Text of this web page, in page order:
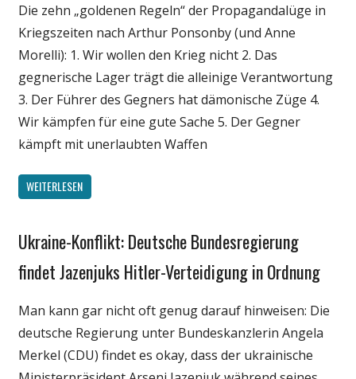
Medien
Politik
Wissenschaft
Die zehn „goldenen Regeln“ der Propagandalüge in
Kriegszeiten nach Arthur Ponsonby (und Anne
Morelli): 1. Wir wollen den Krieg nicht 2. Das
gegnerische Lager trägt die alleinige Verantwortung
3. Der Führer des Gegners hat dämonische Züge 4.
Wir kämpfen für eine gute Sache 5. Der Gegner
kämpft mit unerlaubten Waffen
WEITERLESEN
Gesellschaft
Politik
Wissenschaft
Ukraine-Konflikt: Deutsche Bundesregierung
findet Jazenjuks Hitler-Verteidigung in Ordnung
Man kann gar nicht oft genug darauf hinweisen: Die
deutsche Regierung unter Bundeskanzlerin Angela
Merkel (CDU) findet es okay, dass der ukrainische